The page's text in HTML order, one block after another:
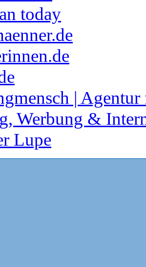
today
| Agentur
Werbung &
Lupe